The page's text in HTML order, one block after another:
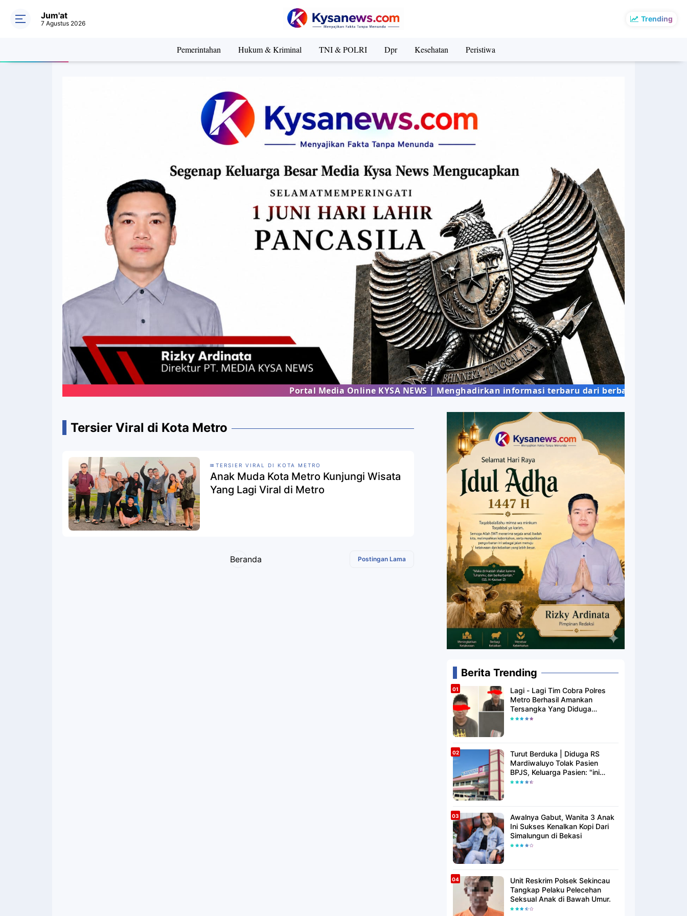
Trending
Jum'at
7 Agustus 2026
Pemerintahan Hukum & Kriminal TNI & POLRI Dpr Kesehatan Peristiwa
Portal Media Online KYSA NEWS | Menghadirkan informasi terbaru dari berbagai bidang
Tersier Viral di Kota Metro
TERSIER VIRAL DI KOTA METRO
Anak Muda Kota Metro Kunjungi Wisata
Yang Lagi Viral di Metro
Postingan Lama
Beranda
Berita Trending
Lagi - Lagi Tim Cobra Polres
Metro Berhasil Amankan
Tersangka Yang Diduga
Pengguna Narkotika
Turut Berduka | Diduga RS
Mardiwaluyo Tolak Pasien
BPJS, Keluarga Pasien: "ini
Yang Katanya Bukan Keadaan
Awalnya Gabut, Wanita 3 Anak
Ini Sukses Kenalkan Kopi Dari
Simalungun di Bekasi
Unit Reskrim Polsek Sekincau
Tangkap Pelaku Pelecehan
Seksual Anak di Bawah Umur.